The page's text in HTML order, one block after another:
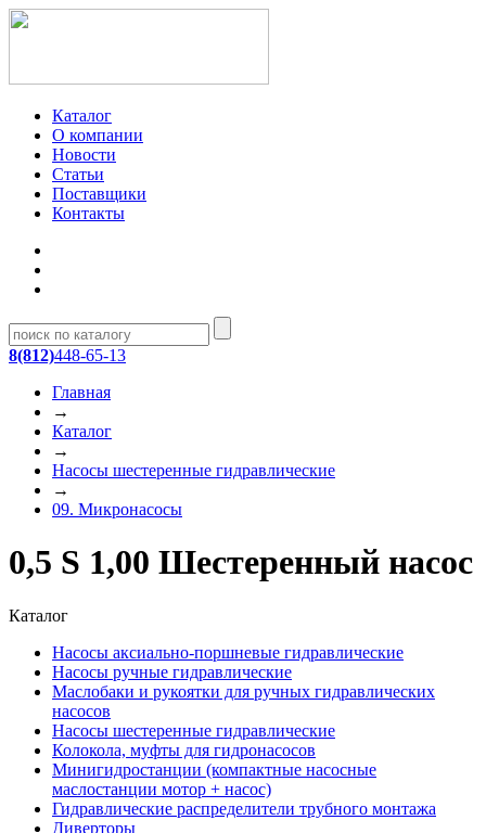
Каталог
О компании
Новости
Статьи
Поставщики
Контакты
8(812)448-65-13
Главная
→
Каталог
→
Насосы шестеренные гидравлические
→
09. Микронасосы
0,5 S 1,00 Шестеренный насос
Каталог
Насосы аксиально-поршневые гидравлические
Насосы ручные гидравлические
Маслобаки и рукоятки для ручных гидравлических
насосов
Насосы шестеренные гидравлические
Колокола, муфты для гидронасосов
Минигидростанции (компактные насосные
маслостанции мотор + насос)
Гидравлические распределители трубного монтажа
Диверторы